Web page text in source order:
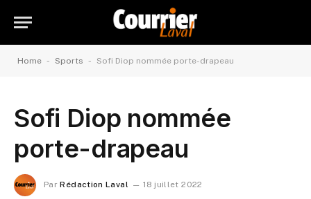
Home - Sports - Sofi Diop nommée porte-drapeau
Sofi Diop nommée
porte-drapeau
Par Rédaction Laval 18 juillet 2022